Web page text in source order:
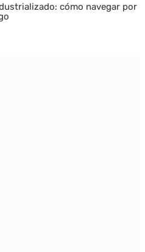
cómo navegar por